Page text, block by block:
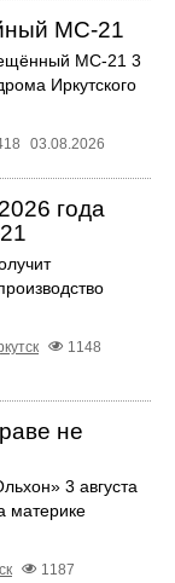
МС‑21
МС‑21 3
Иркутского
03.08.2026
года
1148
не
3 августа
материке
1187